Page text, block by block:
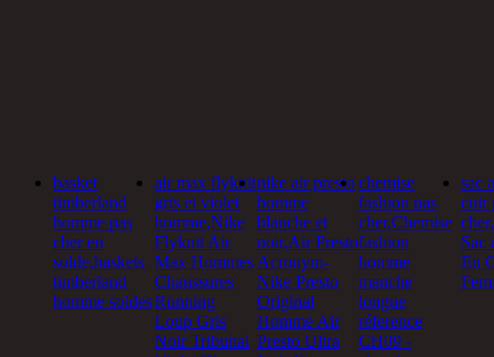
basket
timberland
homme pas
cher en
solde,baskets
timberland
homme soldes
air max flyknit
gris et violet
homme,Nike
Flyknit Air
Max Hommes
Chaussures
Running
Loup Gris
Noir Tribunal
nike air presto
homme
blanche et
noir,Air Presto
Acronym-
Nike Presto
Original
Homme Air
Presto Ultra
chemise
fashion pas
cher,Chemise
fashion
homme
manche
longue
réference
CH09 -
sac
cuir
Sac
En